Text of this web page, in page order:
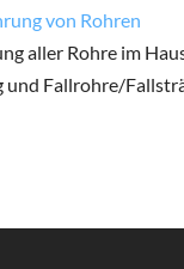
von Rohren
aller Rohre im
und Fallrohre/